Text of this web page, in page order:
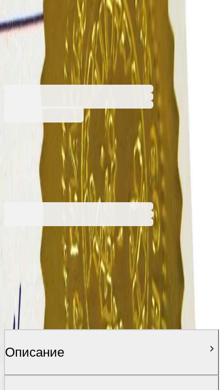
Colop Стикер-фолио,
диаметър 55 mm, златисто,
250 броя
7520220017
Баркод: 8109000000045
391,71 лв.
Купи
391,71 лв.
Ценa с ДДС
Описание